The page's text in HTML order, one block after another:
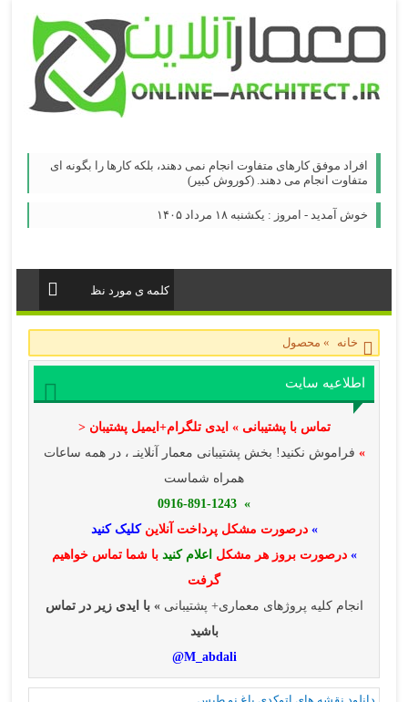
افراد موفق کارهای متفاوت انجام نمی دهند، بلکه کارها را بگونه ای
متفاوت انجام می دهند. (کوروش کبیر)
خوش آمدید - امروز : یکشنبه ۱۸ مرداد ۱۴۰۵
خانه » محصول
اطلاعیه سایت
تماس با پشتیبانی » ایدی تلگرام+ایمیل پشتیبان <
» فراموش نکنید! بخش پشتیبانی معمار آنلاینـ ، در همه ساعات
همراه شماست
» 0916-891-1243
» درصورت مشکل پرداخت آنلاینکلیک کنید
» درصورت بروز هر مشکل اعلام کنید با شما تماس خواهیم
گرفت
انجام کلیه پروژهای معماری+ پشتیبانی» با ایدی زیر در تماس
باشید
M_abdali@